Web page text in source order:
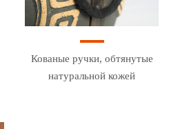
Кованые ручки, обтянутые
натуральной кожей